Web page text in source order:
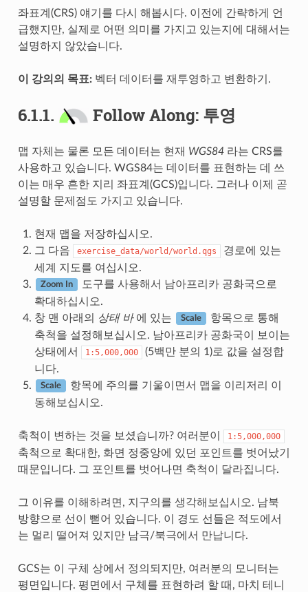
좌표계(CRS) 얘기를 다시 해봅시다. 이전에 간략하게 언
급했지만, 실제로 어떤 의미를 가지고 있는지에 대해서는
설명하지 않았습니다.
이 강의의 목표:벡터 데이터를 재투영하고 변환하기.
6.1.1. Follow Along: 투영
맵 자체는 물론 모든 데이터는 현재 WGS84라는 CRS를
사용하고 있습니다. WGS84는 데이터를 표현하는 데 쓰
이는 매우 흔한 지리 좌표계(GCS)입니다. 그러나 이제 곧
설명할 문제점도 가지고 있습니다.
현재 맵을 저장하십시오.
그 다음
exercise_data/world/world.qgs
경로에 있는
세계 지도를 여십시오.
Zoom In
도구를 사용해서 남아프리카 공화국으로
확대하십시오.
창 맨 아래의
상태 바에 있는 Scale
항목으로 통해
축척을 설정해보십시오. 남아프리카 공화국이 보이는
상태에서
1:5,000,000
(5백만 분의 1)로 값을 설정합
니다.
Scale
항목에 주의를 기울이면서 맵을 이리저리 이
동해보십시오.
축척이 변하는 것을 보셨습니까? 여러분이 1:5,000,000
축척으로 확대한, 화면 정중앙에 있던 포인트를 벗어났기
때문입니다. 그 포인트를 벗어나면 축척이 달라집니다.
그 이유를 이해하려면, 지구의를 생각해보십시오. 남북
방향으로 선이 뻗어 있습니다. 이 경도 선들은 적도에서
는 멀리 떨어져 있지만 남극/북극에서 만납니다.
GCS는 이 구체 상에서 정의되지만, 여러분의 모니터는
평면입니다. 평면에서 구체를 표현하려 할 때, 마치 테니